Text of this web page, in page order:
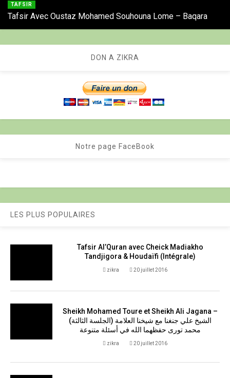
TAFSIR
Tafsir Avec Oustaz Mohamed Souhouna Lome – Baqara
DON A ZIKRA
Notre page FaceBook
LES PLUS POPULAIRES
Tafsir Al’Quran avec Cheick Madiakho
Tandjigora & Houdaïfi (Intégrale)
zikra 20 juillet 2016
Sheikh Mohamed Toure et Sheikh Ali Jagana –
(الجلسة الثالثة) الشيخ علي جنغنا مع شيخنا العلامة
محمد تورى حفظهما الله في أسئلة متنوعة
zikra 20 juillet 2016